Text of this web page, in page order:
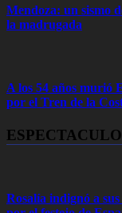
Mendoza: un sismo
la madrugada
A los 54 años murió
por el Tren de la
Rosalía indignó a